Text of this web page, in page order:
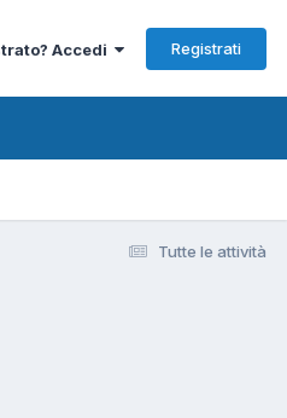
Accedi Registrati
Tutte le attività